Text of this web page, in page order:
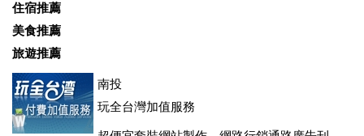
住宿推薦
美食推薦
旅遊推薦
南投
玩全台灣加值服務